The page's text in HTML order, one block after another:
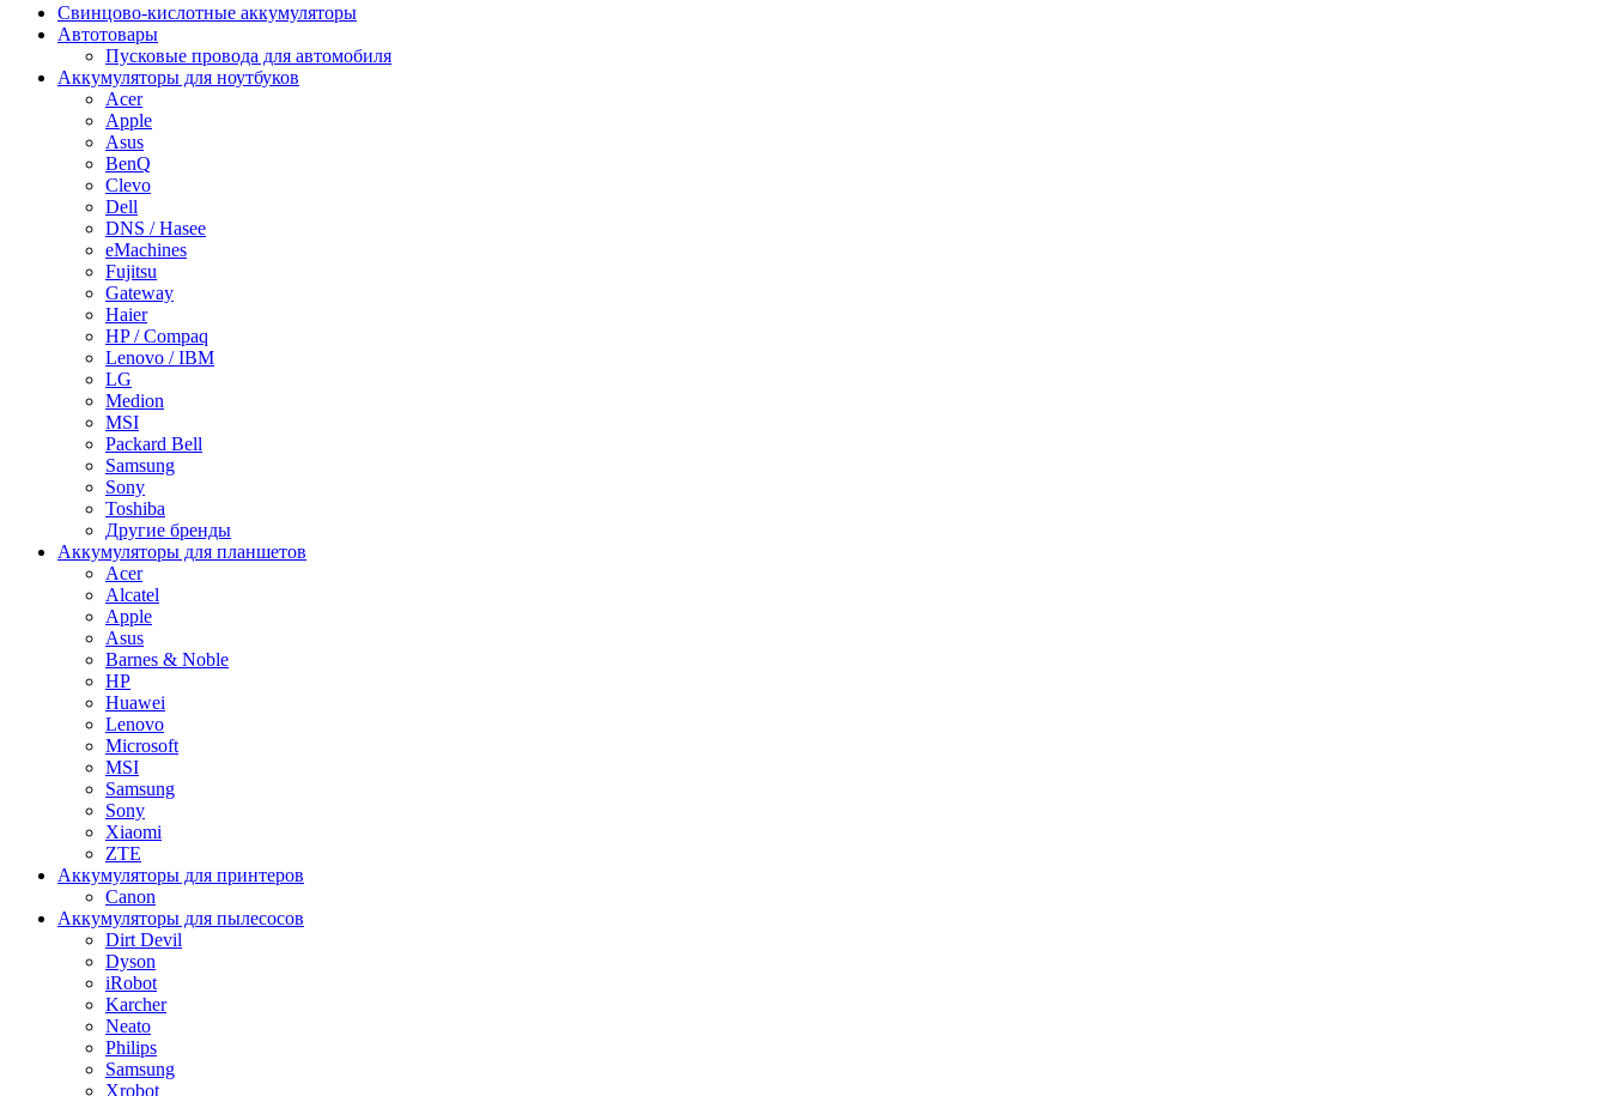
Cвинцово-кислотные аккумуляторы
Автотовары
Пусковые провода для автомобиля
Аккумуляторы для ноутбуков
Acer
Apple
Asus
BenQ
Clevo
Dell
DNS / Hasee
eMachines
Fujitsu
Gateway
Haier
HP / Compaq
Lenovo / IBM
LG
Medion
MSI
Packard Bell
Samsung
Sony
Toshiba
Другие бренды
Аккумуляторы для планшетов
Acer
Alcatel
Apple
Asus
Barnes & Noble
HP
Huawei
Lenovo
Microsoft
MSI
Samsung
Sony
Xiaomi
ZTE
Аккумуляторы для принтеров
Canon
Аккумуляторы для пылесосов
Dirt Devil
Dyson
iRobot
Karcher
Neato
Philips
Samsung
Xrobot